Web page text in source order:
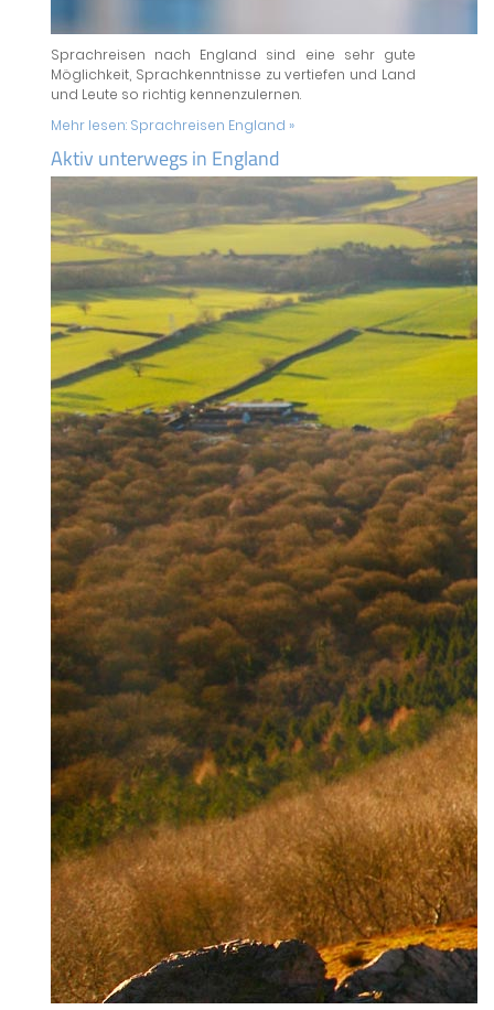
Sprachreisen nach England sind eine sehr gute
Möglichkeit, Sprachkenntnisse zu vertiefen und Land
und Leute so richtig kennenzulernen.
Mehr lesen: Sprachreisen England »
Aktiv unterwegs in England